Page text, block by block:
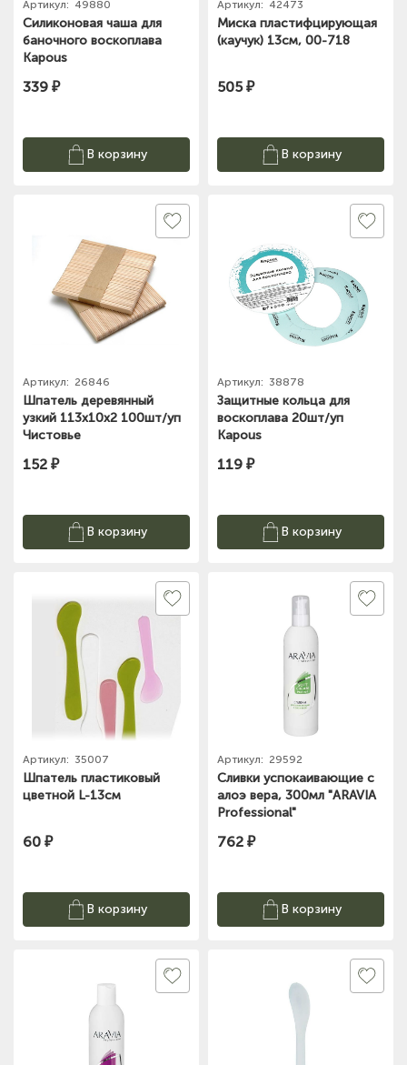
Артикул: 49880
Силиконовая чаша для
баночного воскоплава
Kapous
339 ₽
В корзину
Артикул: 42473
Миска пластифцирующая
(каучук) 13см, 00-718
505 ₽
В корзину
Артикул: 26846
Шпатель деревянный
узкий 113х10х2 100шт/уп
Чистовье
152 ₽
В корзину
Артикул: 38878
Защитные кольца для
воскоплава 20шт/уп
Kapous
119 ₽
В корзину
Артикул: 35007
Шпатель пластиковый
цветной L-13см
60 ₽
В корзину
Артикул: 29592
Сливки успокаивающие с
алоэ вера, 300мл "ARAVIA
Professional"
762 ₽
В корзину